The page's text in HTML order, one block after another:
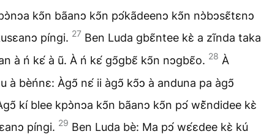
kↄ̃n bãanↄ kↄ̃n pↄ́kãdeenↄ kↄ̃n nↄ̀bↄsɛ̃tɛnↄ
píngi. 27 Ben Luda gbɛ̃ntee kɛ̀ a zĩnda taka
à ń kɛ́ à ũ. À ń kɛ́ gↄ̃gbɛ̃ kↄ̃n nↄgbɛ̃o. 28 À
à bèńnɛ: Àgↄ̃ nɛ́ ii àgↄ̃ kↄ̃ↄ à anduna pa àgↄ̃
kí blee kpↄ̀nↄa kↄ̃n bãanↄ kↄ̃n pↄ́ wɛ̃̀ndidee kɛ̀
píngi. 29 Ben Luda bè: Ma pↄ́ wɛ́ɛdee kɛ̀ kú